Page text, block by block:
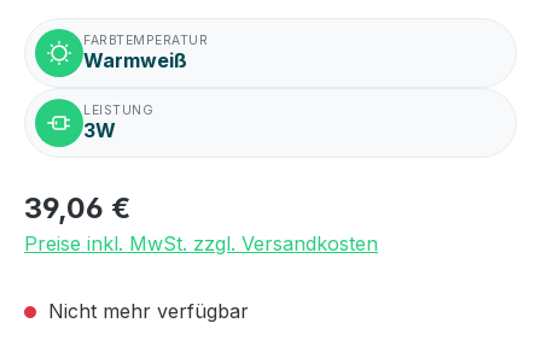
FARBTEMPERATUR
Warmweiß
LEISTUNG
3W
39,06 €
Preise inkl. MwSt. zzgl. Versandkosten
Nicht mehr verfügbar